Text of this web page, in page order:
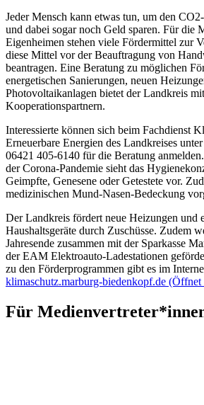
Jeder Mensch kann etwas tun, um den
und dabei sogar noch Geld sparen. Für die
Eigenheimen stehen viele Fördermittel zur
diese Mittel vor der Beauftragung von
beantragen. Eine Beratung zu möglichen
energetischen Sanierungen, neuen
Photovoltaikanlagen bietet der Landkreis
Kooperationspartnern.
Interessierte können sich beim Fachdienst
Erneuerbare Energien des Landkreises
06421 405-6140 für die Beratung
der Corona-Pandemie sieht das
Geimpfte, Genesene oder Getestete vor.
medizinischen Mund-Nasen-Bedeckung
Der Landkreis fördert neue Heizungen und
Haushaltsgeräte durch Zuschüsse. Zudem
Jahresende zusammen mit der Sparkasse
der EAM Elektroauto-Ladestationen
zu den Förderprogrammen gibt es im
klimaschutz.marburg-biedenkopf.de (Öffnet
Für